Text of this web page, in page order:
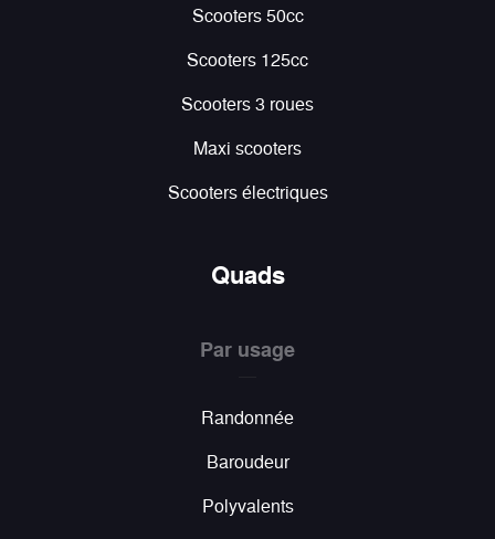
Scooters 50cc
Scooters 125cc
Scooters 3 roues
Maxi scooters
Scooters électriques
Quads
Par usage
Randonnée
Baroudeur
Polyvalents